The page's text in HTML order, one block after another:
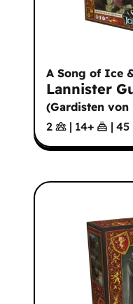
A Song of Ice
Lannister
(Gardisten von
2
| 14+ | 45